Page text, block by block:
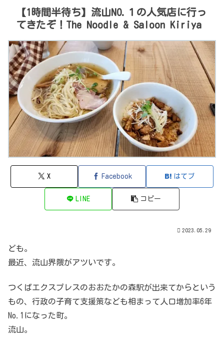
【1時間半待ち】流山NO.１の人気店に行っ
てきたぞ！The Noodle & Saloon Kiriya
X Facebook はてブ
LINE コピー
2023.05.29
ども。
最近、流山界隈がアツいです。
つくばエクスプレスのおおたかの森駅が出来てからという
もの、行政の子育て支援策なども相まって人口増加率6年
No.1になった町。
流山。